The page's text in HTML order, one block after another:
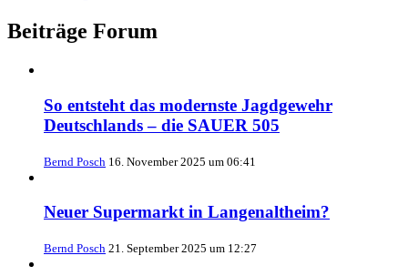
Beiträge Forum
So entsteht das modernste Jagdgewehr
Deutschlands – die SAUER 505
Bernd Posch 16. November 2025 um 06:41
Neuer Supermarkt in Langenaltheim?
Bernd Posch 21. September 2025 um 12:27